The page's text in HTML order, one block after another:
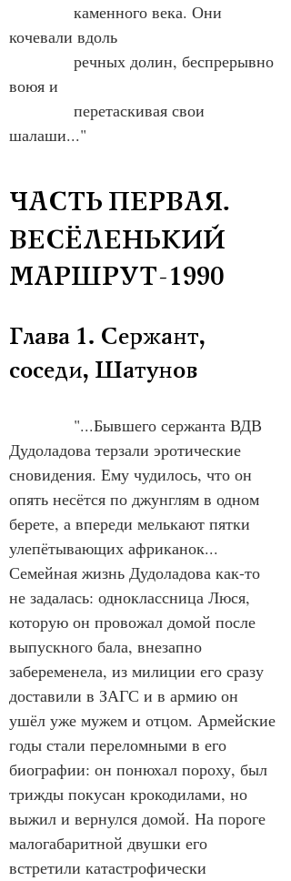
каменного века. Они
кочевали вдоль
речных долин, беспрерывно
воюя и
перетаскивая свои
шалаши..."
ЧАСТЬ ПЕРВАЯ.
ВЕСЁЛЕНЬКИЙ
МАРШРУТ-1990
Глава 1. Сержант,
соседи, Шатунов
"...Бывшего сержанта ВДВ
Дудоладова терзали эротические
сновидения. Ему чудилось, что он
опять несётся по джунглям в одном
берете, а впереди мелькают пятки
улепётывающих африканок...
Семейная жизнь Дудоладова как-то
не задалась: одноклассница Люся,
которую он провожал домой после
выпускного бала, внезапно
забеременела, из милиции его сразу
доставили в ЗАГС и в армию он
ушёл уже мужем и отцом. Армейские
годы стали переломными в его
биографии: он понюхал пороху, был
трижды покусан крокодилами, но
выжил и вернулся домой. На пороге
малогабаритной двушки его
встретили катастрофически